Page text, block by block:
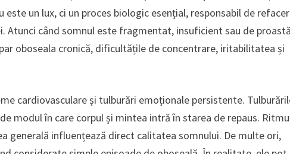
un lux, ci un proces biologic esențial, responsabil de
Atunci când somnul este fragmentat, insuficient sau de proastă
oboseala cronică, dificultățile de concentrare, iritabilitatea și
cardiovasculare și tulburări emoționale persistente.
modul în care corpul și mintea intră în starea de repaus.
generală influențează direct calitatea somnului. De multe ori,